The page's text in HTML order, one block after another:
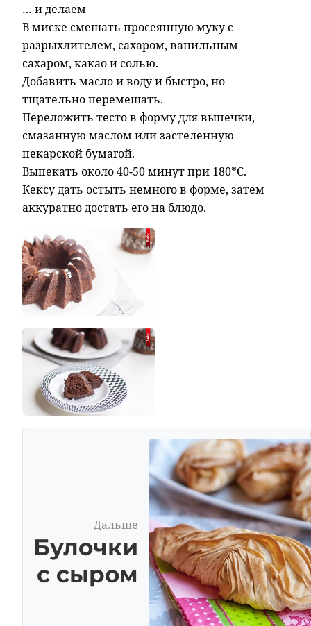
… и делаем
В миске смешать просеянную муку с
разрыхлителем, сахаром, ванильным
сахаром, какао и солью.
Добавить масло и воду и быстро, но
тщательно перемешать.
Переложить тесто в форму для выпечки,
смазанную маслом или застеленную
пекарской бумагой.
Выпекать около 40-50 минут при 180*С.
Кексу дать остыть немного в форме, затем
аккуратно достать его на блюдо.
Дальше
Булочки
с сыром